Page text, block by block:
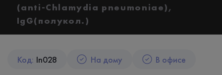
(anti-Chlamydia pneumoniae),
IgG(полукол.)
Код: In028 На дому В офисе